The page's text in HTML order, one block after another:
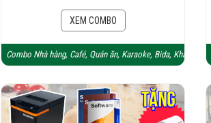
XEM COMBO
Combo Nhà hàng, Café, Quán ăn, Karaoke, Bida, Khách sạn